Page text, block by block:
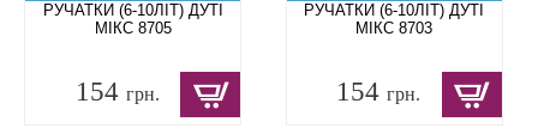
РУЧАТКИ (6-10ЛІТ) ДУТІ
МІКС 8705
154 грн.
РУЧАТКИ (6-10ЛІТ) ДУТІ
МІКС 8703
154грн.